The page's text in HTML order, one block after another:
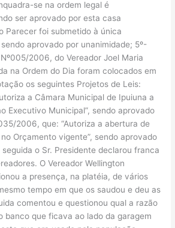
se na ordem legal é
ser aprovado por esta casa
Parecer foi submetido à única
aprovado por unanimidade; 5º-
2006, do Vereador Joel Maria
na Ordem do Dia foram colocados em
os seguintes Projetos de Leis:
a Câmara Municipal de Ipuiuna a
Executivo Municipal”, sendo aprovado
2006, que: “Autoriza a abertura de
Orçamento vigente”, sendo aprovado
seguida o Sr. Presidente declarou franca
O Vereador Wellington
a presença, na platéia, de vários
tempo em que os saudou e deu as
comentou e questionou qual a razão
banco que ficava ao lado da garagem